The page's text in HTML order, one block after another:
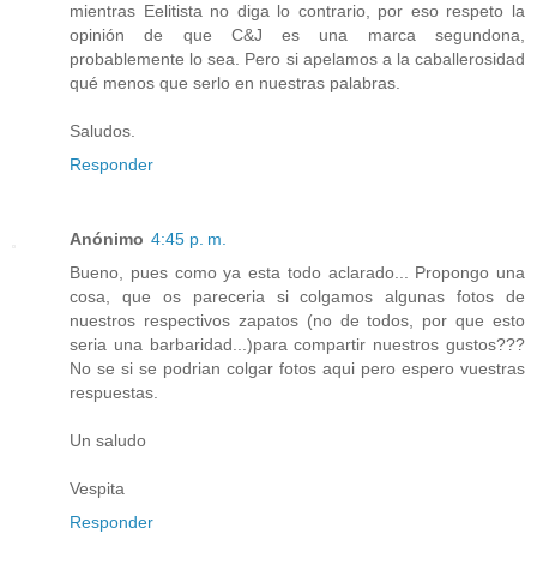
mientras Eelitista no diga lo contrario, por eso respeto la
opinión de que C&J es una marca segundona,
probablemente lo sea. Pero si apelamos a la caballerosidad
qué menos que serlo en nuestras palabras.
Saludos.
Responder
Anónimo 4:45 p. m.
Bueno, pues como ya esta todo aclarado... Propongo una
cosa, que os pareceria si colgamos algunas fotos de
nuestros respectivos zapatos (no de todos, por que esto
seria una barbaridad...)para compartir nuestros gustos???
No se si se podrian colgar fotos aqui pero espero vuestras
respuestas.
Un saludo
Vespita
Responder